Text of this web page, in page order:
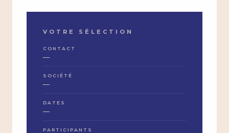
VOTRE SÉLECTION
CONTACT
—
SOCIÉTÉ
—
DATES
—
PARTICIPANTS